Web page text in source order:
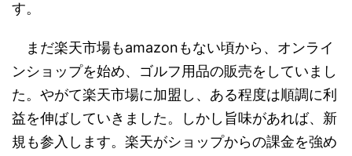
す。
まだ楽天市場もamazonもない頃から、オンライ
ンショップを始め、ゴルフ用品の販売をしていまし
た。やがて楽天市場に加盟し、ある程度は順調に利
益を伸ばしていきました。しかし旨味があれば、新
規も参入します。楽天がショップからの課金を強め